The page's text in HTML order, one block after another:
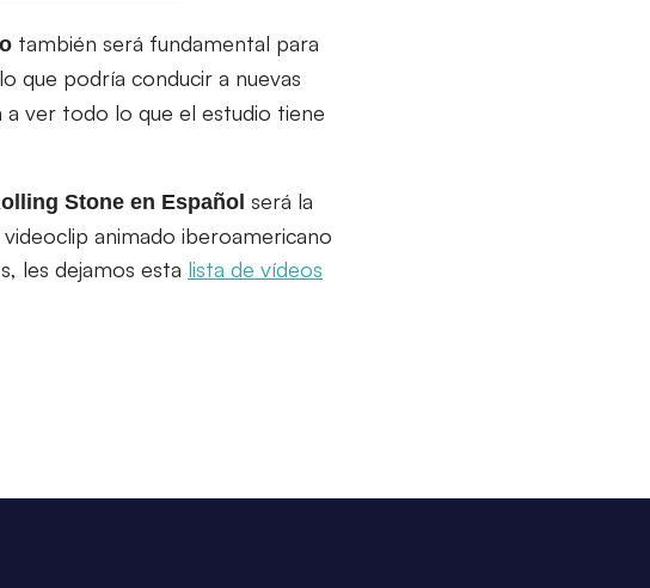
también será fundamental para
que podría conducir a nuevas
a ver todo lo que el estudio tiene
Stone en Español será la
animado iberoamericano
les dejamos esta lista de vídeos